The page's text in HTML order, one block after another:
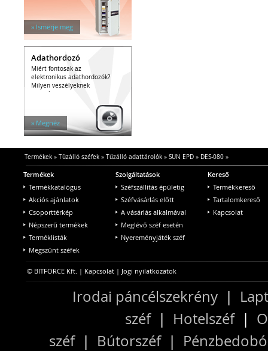
» Ismerje meg
Adathordozó
Miért fontosak az
elektronikus adathordozók?
Milyen veszélyeknek
vannak...
» Megnéz
Termékek» Tűzálló széfek» Tűzálló adattárolók» SUN EPD» DES-080»
Termékek
Termékkatalógus
Akciós ajánlatok
Csoporttérkép
Népszerű termékek
Terméklisták
Megszűnt széfek
Szolgáltatások
Széfszállítás épületig
Széfvásárlás előtt
A vásárlás alkalmával
Meglévő széf esetén
Nyereményjáték széf
Kereső
Termékkereső
Tartalomkereső
Kapcsolat
© BITFORCE Kft. | Kapcsolat | Jogi nyilatkozatok
Irodai páncélszekrény |
széf| Hotelszéf|
széf| Bútorszéf|